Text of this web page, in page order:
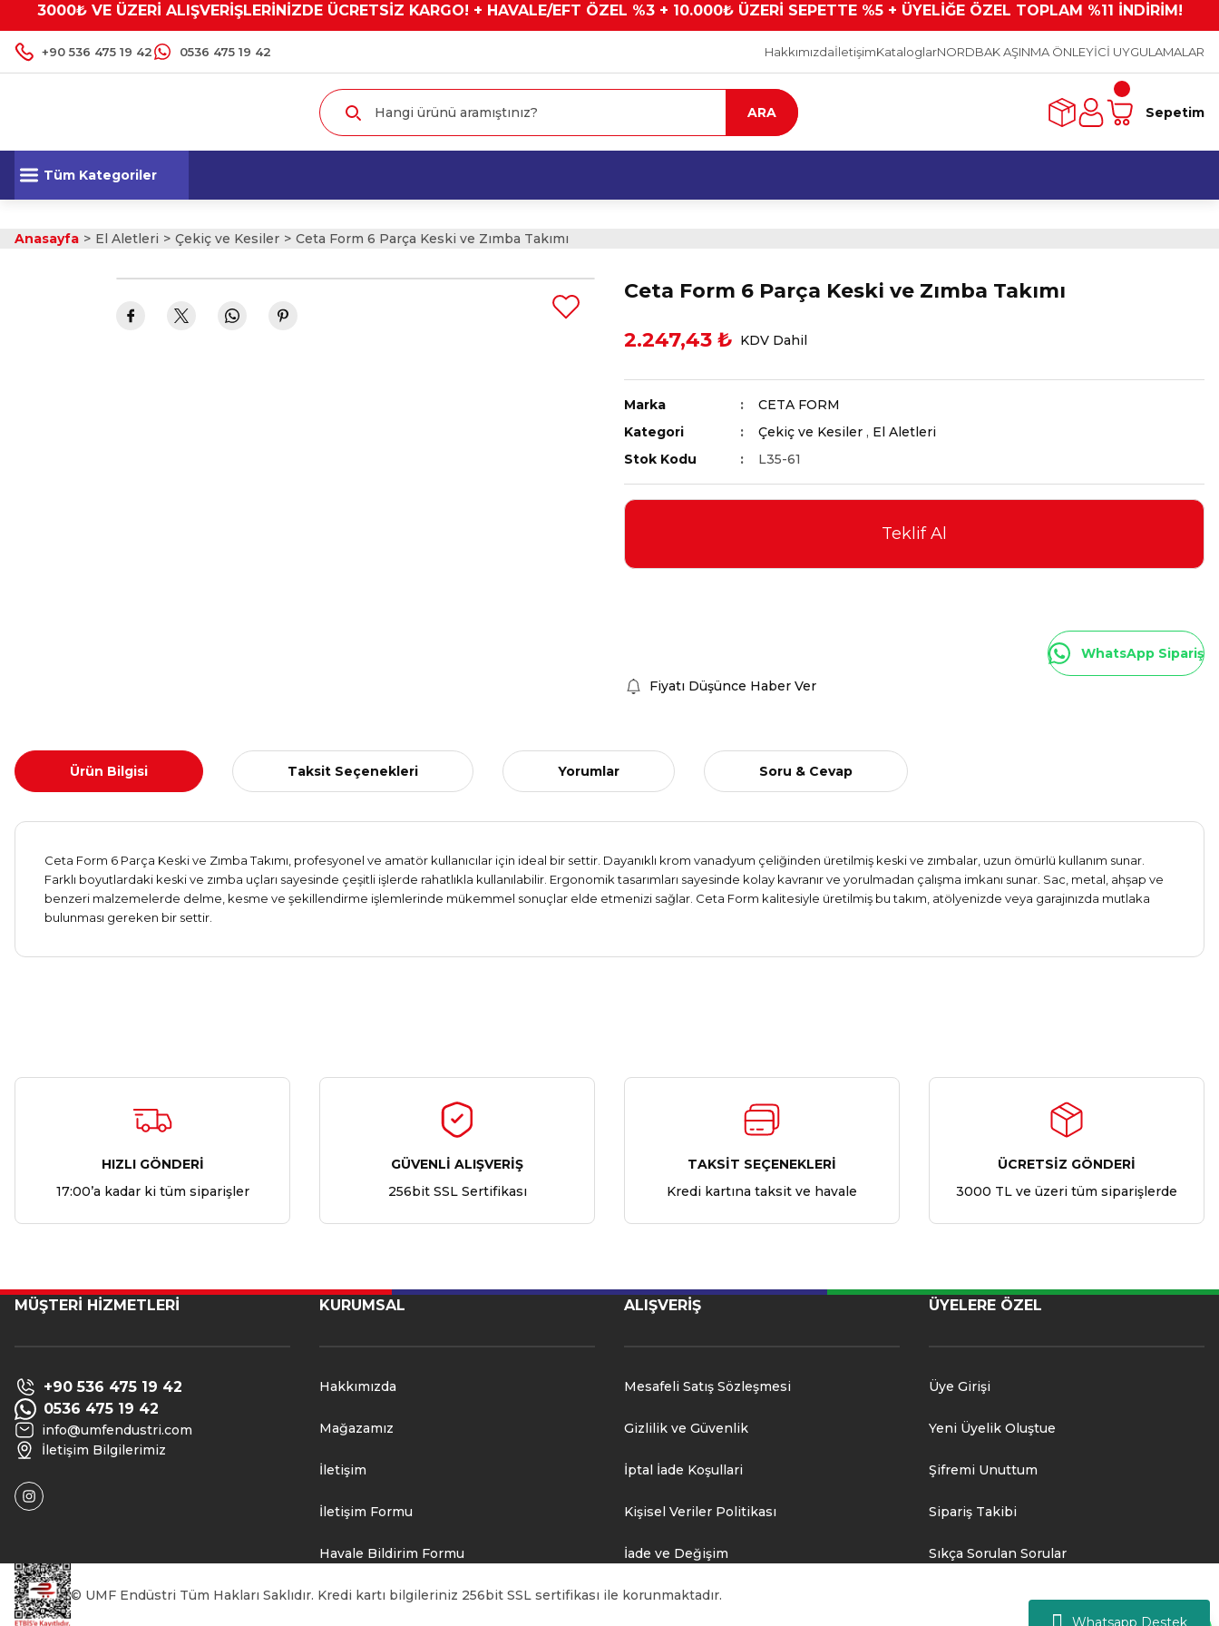
Whatsapp Destek
3000₺ VE ÜZERİ ALIŞVERİŞLERİNİZDE ÜCRETSİZ KARGO! + HAVALE/EFT ÖZEL %3 + 10.000₺ ÜZERİ SEPETTE %5 + ÜYELİĞE ÖZEL TOPLAM %11 İNDİRİM!
+90 536 475 19 42 0536 475 19 42 HakkımızdaİletişimKataloglarNORDBAK AŞINMA ÖNLEYİCİ UYGULAMALAR
ARA Sepetim
Tüm Kategoriler
Anasayfa El Aletleri Çekiç ve Kesiler Ceta Form 6 Parça Keski ve Zımba Takımı
Ceta Form 6 Parça Keski ve Zımba Takımı
2.247,43 ₺ KDV Dahil
Marka
CETA FORM
Kategori
Çekiç ve Kesiler , El Aletleri
Stok Kodu
L35-61
Teklif Al
WhatsApp Sipariş
Fiyatı Düşünce Haber Ver
Ürün Bilgisi Taksit Seçenekleri Yorumlar Soru & Cevap
Ceta Form 6 Parça Keski ve Zımba Takımı, profesyonel ve amatör kullanıcılar için ideal bir settir. Dayanıklı krom vanadyum çeliğinden üretilmiş keski ve zımbalar, uzun ömürlü kullanım sunar.
Farklı boyutlardaki keski ve zımba uçları sayesinde çeşitli işlerde rahatlıkla kullanılabilir. Ergonomik tasarımları sayesinde kolay kavranır ve yorulmadan çalışma imkanı sunar. Sac, metal, ahşap ve
benzeri malzemelerde delme, kesme ve şekillendirme işlemlerinde mükemmel sonuçlar elde etmenizi sağlar. Ceta Form kalitesiyle üretilmiş bu takım, atölyenizde veya garajınızda mutlaka
bulunması gereken bir settir.
Yorum Yaz
Soru Sor
HIZLI GÖNDERİ
17:00’a kadar ki tüm siparişler
GÜVENLİ ALIŞVERİŞ
256bit SSL Sertifikası
TAKSİT SEÇENEKLERİ
Kredi kartına taksit ve havale
ÜCRETSİZ GÖNDERİ
3000 TL ve üzeri tüm siparişlerde
MÜŞTERİ HİZMETLERİ
+90 536 475 19 42
0536 475 19 42
info@umfendustri.com
İletişim Bilgilerimiz
KURUMSAL
Hakkımızda
Mağazamız
İletişim
İletişim Formu
Havale Bildirim Formu
ALIŞVERİŞ
Mesafeli Satış Sözleşmesi
Gizlilik ve Güvenlik
İptal İade Koşullari
Kişisel Veriler Politikası
İade ve Değişim
ÜYELERE ÖZEL
Üye Girişi
Yeni Üyelik Oluştue
Şifremi Unuttum
Sipariş Takibi
Sıkça Sorulan Sorular
© UMF Endüstri Tüm Hakları Saklıdır. Kredi kartı bilgileriniz 256bit SSL sertifikası ile korunmaktadır.